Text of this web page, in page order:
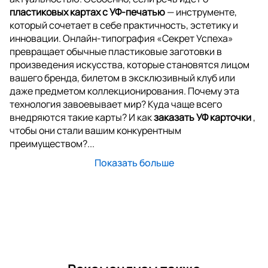
пластиковых картах с УФ-печатью— инструменте,
который сочетает в себе практичность, эстетику и
инновации. Онлайн-типография «Секрет Успеха»
превращает обычные пластиковые заготовки в
произведения искусства, которые становятся лицом
вашего бренда, билетом в эксклюзивный клуб или
даже предметом коллекционирования. Почему эта
технология завоевывает мир? Куда чаще всего
внедряются такие карты? И какзаказать УФ карточки,
чтобы они стали вашим конкурентным
преимуществом?...
Показать больше